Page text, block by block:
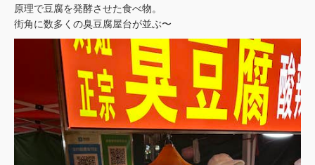
原理で豆腐を発酵させた食べ物。
街角に数多くの臭豆腐屋台が並ぶ〜